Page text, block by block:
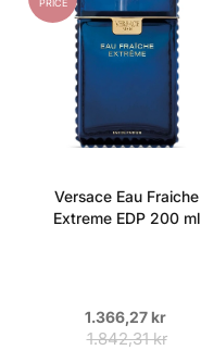
PRICE
Versace Eau Fraiche
Extreme EDP 200 ml
1.366,27 kr
1.842,31 kr